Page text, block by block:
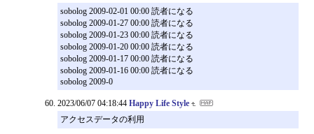
sobolog 2009-02-01 00:00 読者になる
sobolog 2009-01-27 00:00 読者になる
sobolog 2009-01-23 00:00 読者になる
sobolog 2009-01-20 00:00 読者になる
sobolog 2009-01-17 00:00 読者になる
sobolog 2009-01-16 00:00 読者になる
sobolog 2009-0
2023/06/07 04:18:44 Happy Life Style
アクセスデータの利用